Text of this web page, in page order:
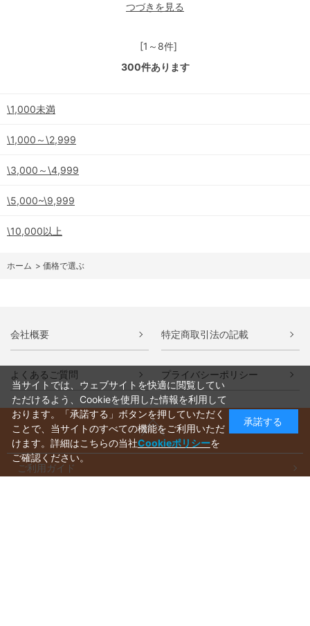
つづきを見る
[1～8件]
300件あります
\1,000未満
\1,000～\2,999
\3,000～\4,999
\5,000~\9,999
\10,000以上
ホーム > 価格で選ぶ
会社概要 特定商取引法の記載
よくあるご質問 プライバシーポリシー
ご利用ガイド
当サイトでは、ウェブサイトを快適に閲覧してい
ただけるよう、Cookieを使用した情報を利用して
おります。「承諾する」ボタンを押していただく
ことで、当サイトのすべての機能をご利用いただ
けます。詳細はこちらの当社Cookieポリシーを
ご確認ください。
承諾する